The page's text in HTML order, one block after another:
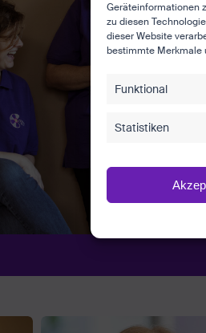
Geräteinformationen
zu diesen
dieser Website
bestimmte Merkmale
Funktional
Statistiken